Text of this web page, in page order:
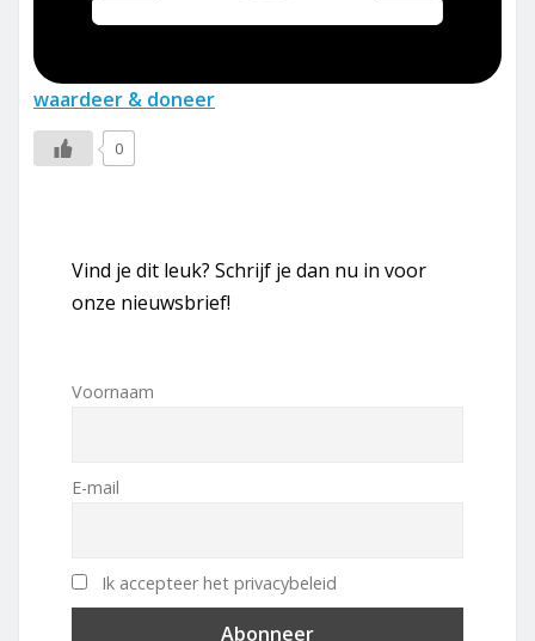
waardeer & doneer
0
Vind je dit leuk? Schrijf je dan nu in voor
onze nieuwsbrief!
Voornaam
E-mail
Ik accepteer het privacybeleid